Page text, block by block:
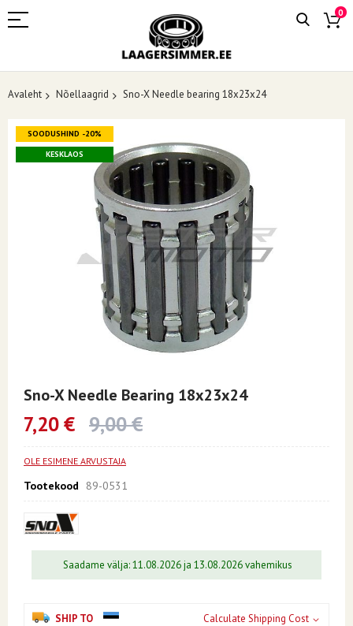
0
Avaleht Nõellaagrid Sno-X Needle bearing 18x23x24
Skip
the
end
SOODUSHIND -20%
KESKLAOS
beginning
images
Sno-X Needle Bearing 18x23x24
7,20 € 9,00 €
OLE ESIMENE ARVUSTAJA
Tootekood 89-0531
Saadame välja: 11.08.2026 ja 13.08.2026 vahemikus
SHIP TO Calculate Shipping Cost